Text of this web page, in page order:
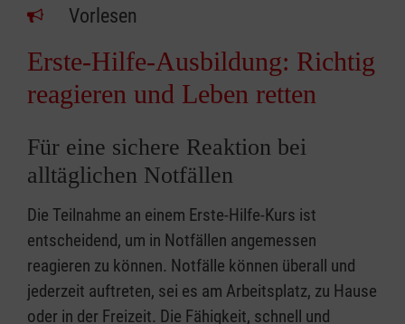
Vorlesen
Erste-Hilfe-Ausbildung: Richtig
reagieren und Leben retten
Für eine sichere Reaktion bei
alltäglichen Notfällen
Die Teilnahme an einem Erste-Hilfe-Kurs ist
entscheidend, um in Notfällen angemessen
reagieren zu können. Notfälle können überall und
jederzeit auftreten, sei es am Arbeitsplatz, zu Hause
oder in der Freizeit. Die Fähigkeit, schnell und